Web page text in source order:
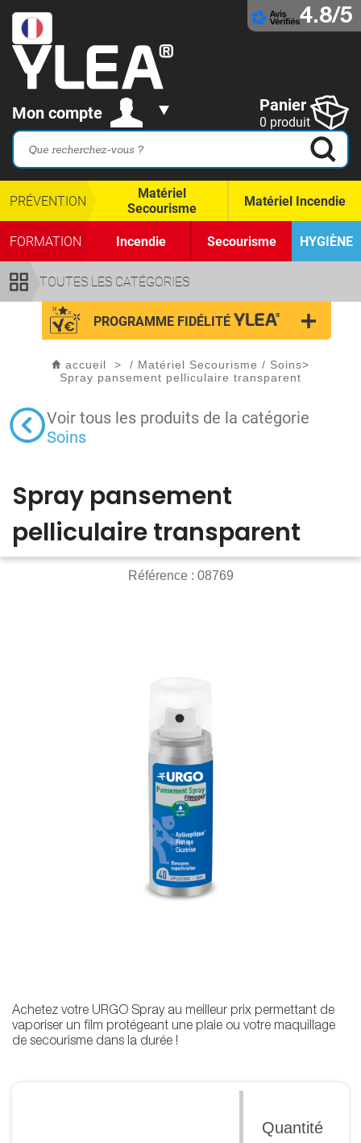
4.8/5
Mon compte Panier
0 produit
TOUTES LES CATÉGORIES
PRÉVENTION
Matériel
Secourisme
Matériel Incendie
FORMATION Incendie Secourisme HYGIÈNE
PROGRAMME FIDÉLITÉ
accueil > / Matériel Secourisme / Soins>
Spray pansement pelliculaire transparent
Voir tous les produits de la catégorie
Soins
Spray pansement
pelliculaire transparent
Référence : 08769
Quantité
Achetez votre URGO Spray au meilleur prix permettant de
vaporiser un film protégeant une plaie ou votre maquillage
de secourisme dans la durée !